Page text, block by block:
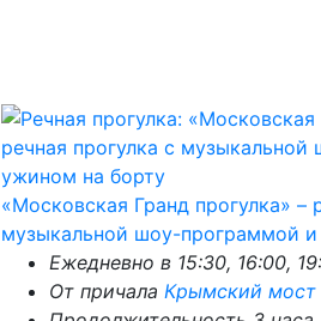
«Московская Гранд прогулка» –
музыкальной шоу-программой
Ежедневно в 15:30, 16:00,
От причала Крымский мост